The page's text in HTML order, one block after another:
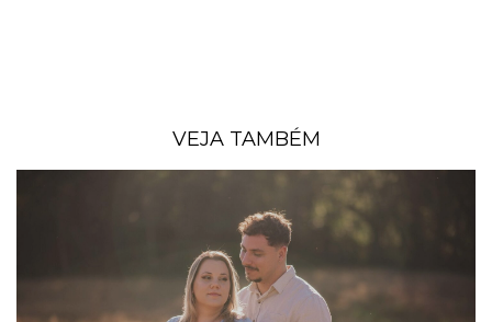
VEJA TAMBÉM